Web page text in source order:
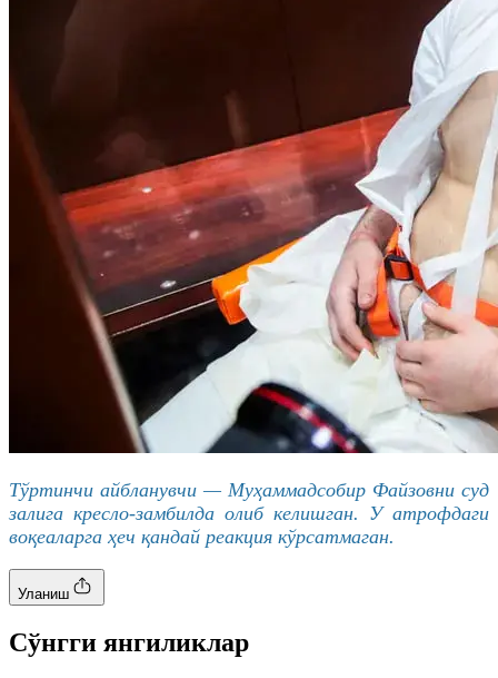
Тўртинчи айбланувчи — Муҳаммадсобир Файзовни суд
залига кресло-замбилда олиб келишган. У атрофдаги
воқеаларга ҳеч қандай реакция кўрсатмаган.
Уланиш
Cўнгги янгиликлар